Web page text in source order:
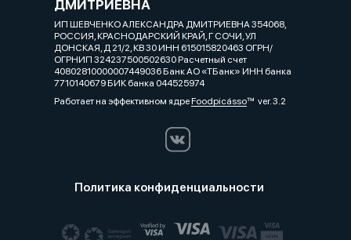
ДМИТРИЕВНА
ИП ШЕВЧЕНКО АЛЕКСАНДРА ДМИТРИЕВНА 354068,
РОССИЯ, КРАСНОДАРСКИЙ КРАЙ, Г СОЧИ, УЛ
ДОНСКАЯ, Д 21/2, КВ 30 ИНН 615015820463 ОГРН/
ОГРНИП 324237500502630 Расчетный счет
40802810000007449036 Банк АО «ТБанк» ИНН банка
7710140679 БИК банка 044525974
Работает на эффективном ядреFoodpicássover. 3.2
Политика конфиденциальности